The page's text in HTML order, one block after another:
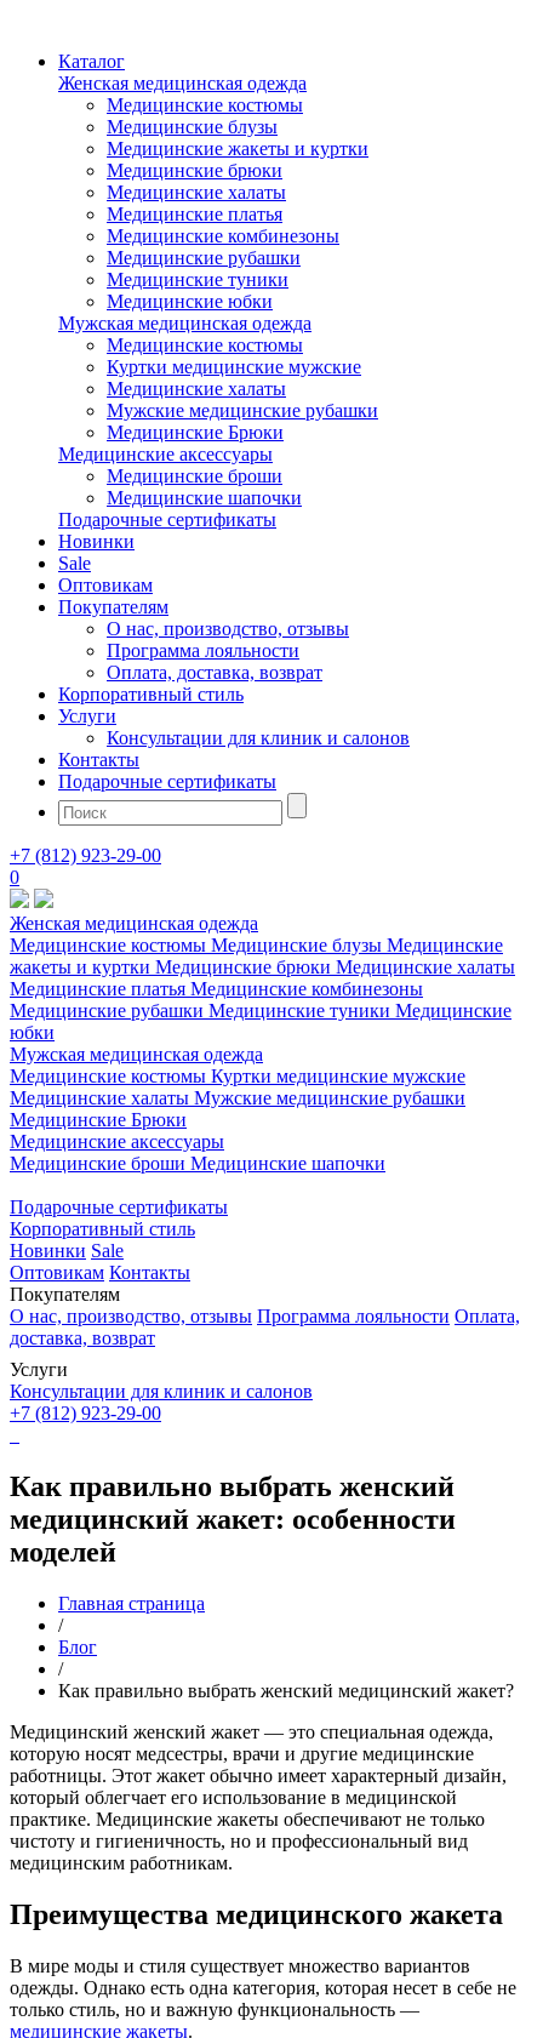
Каталог
Женская медицинская одежда
Медицинские костюмы
Медицинские блузы
Медицинские жакеты и куртки
Медицинские брюки
Медицинские халаты
Медицинские платья
Медицинские комбинезоны
Медицинские рубашки
Медицинские туники
Медицинские юбки
Мужская медицинская одежда
Медицинские костюмы
Куртки медицинские мужские
Медицинские халаты
Мужские медицинские рубашки
Медицинские Брюки
Медицинские аксессуары
Медицинские броши
Медицинские шапочки
Подарочные сертификаты
Новинки
Sale
Оптовикам
Покупателям
О нас, производство, отзывы
Программа лояльности
Оплата, доставка, возврат
Корпоративный стиль
Услуги
Консультации для клиник и салонов
Контакты
Подарочные сертификаты
+7 (812) 923-29-00
0
Женская медицинская одежда
Медицинские костюмы Медицинские блузы Медицинские
жакеты и куртки Медицинские брюки Медицинские халаты
Медицинские платья Медицинские комбинезоны
Медицинские рубашки Медицинские туники Медицинские
юбки
Мужская медицинская одежда
Медицинские костюмы Куртки медицинские мужские
Медицинские халаты Мужские медицинские рубашки
Медицинские Брюки
Медицинские аксессуары
Медицинские броши Медицинские шапочки
Подарочные сертификаты
Корпоративный стиль
Новинки Sale
Оптовикам Контакты
Покупателям
О нас, производство, отзывы Программа лояльности Оплата,
доставка, возврат
Услуги
Консультации для клиник и салонов
+7 (812) 923-29-00
Как правильно выбрать женский
медицинский жакет: особенности
моделей
Главная страница
/
Блог
/
Как правильно выбрать женский медицинский жакет?
Медицинский женский жакет — это специальная одежда,
которую носят медсестры, врачи и другие медицинские
работницы. Этот жакет обычно имеет характерный дизайн,
который облегчает его использование в медицинской
практике. Медицинские жакеты обеспечивают не только
чистоту и гигиеничность, но и профессиональный вид
медицинским работникам.
Преимущества медицинского жакета
В мире моды и стиля существует множество вариантов
одежды. Однако есть одна категория, которая несет в себе не
только стиль, но и важную функциональность —
медицинские жакеты.